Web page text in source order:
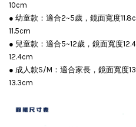
NT$ 335
10cm
● 幼童款：適合2~5歲，鏡面寬度
11.5cm
● 兒童款：適合5~12歲，鏡面寬度
12.4cm
● 成人款S/M：適合家長，鏡面寬度
13.3cm